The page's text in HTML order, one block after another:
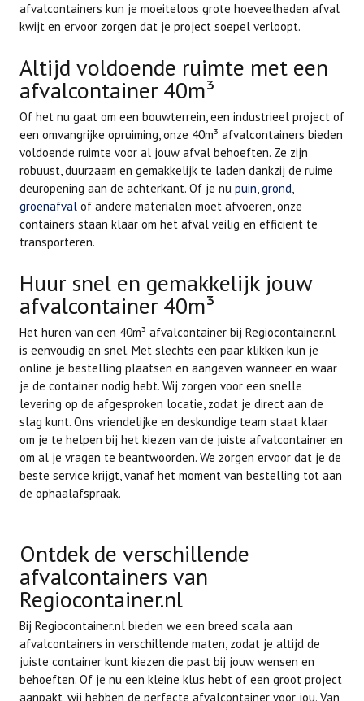
afvalcontainers kun je moeiteloos grote hoeveelheden afval
kwijt en ervoor zorgen dat je project soepel verloopt.
Altijd voldoende ruimte met een
afvalcontainer 40m³
Of het nu gaat om een bouwterrein, een industrieel project of
een omvangrijke opruiming, onze 40m³ afvalcontainers bieden
voldoende ruimte voor al jouw afval behoeften. Ze zijn
robuust, duurzaam en gemakkelijk te laden dankzij de ruime
deuropening aan de achterkant. Of je nu puin,grond,
groenafval of andere materialen moet afvoeren, onze
containers staan klaar om het afval veilig en efficiënt te
transporteren.
Huur snel en gemakkelijk jouw
afvalcontainer 40m³
Het huren van een 40m³ afvalcontainer bij Regiocontainer.nl
is eenvoudig en snel. Met slechts een paar klikken kun je
online je bestelling plaatsen en aangeven wanneer en waar
je de container nodig hebt. Wij zorgen voor een snelle
levering op de afgesproken locatie, zodat je direct aan de
slag kunt. Ons vriendelijke en deskundige team staat klaar
om je te helpen bij het kiezen van de juiste afvalcontainer en
om al je vragen te beantwoorden. We zorgen ervoor dat je de
beste service krijgt, vanaf het moment van bestelling tot aan
de ophaalafspraak.
Ontdek de verschillende
afvalcontainers van
Regiocontainer.nl
Bij Regiocontainer.nl bieden we een breed scala aan
afvalcontainers in verschillende maten, zodat je altijd de
juiste container kunt kiezen die past bij jouw wensen en
behoeften. Of je nu een kleine klus hebt of een groot project
aanpakt, wij hebben de perfecte afvalcontainer voor jou. Van